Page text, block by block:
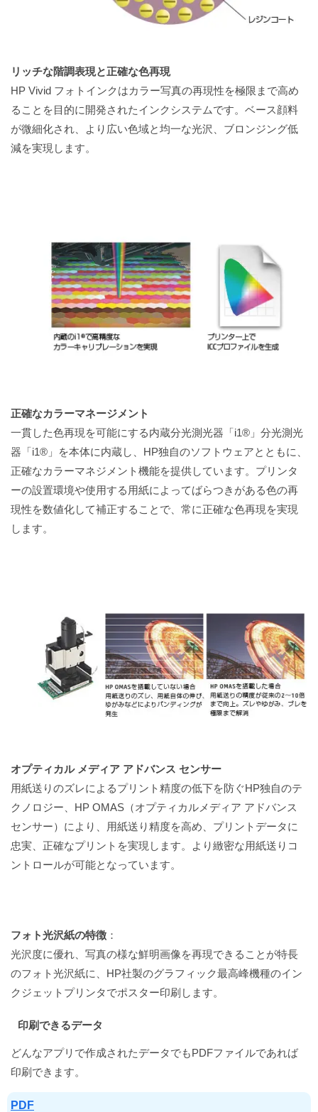
リッチな階調表現と正確な色再現
HP Vivid フォトインクはカラー写真の再現性を極限まで高め
ることを目的に開発されたインクシステムです。ベース顔料
が微細化され、より広い色域と均一な光沢、ブロンジング低
減を実現します。
正確なカラーマネージメント
一貫した色再現を可能にする内蔵分光測光器「i1®」分光測光
器「i1®」を本体に内蔵し、HP独自のソフトウェアとともに、
正確なカラーマネジメント機能を提供しています。プリンタ
ーの設置環境や使用する用紙によってばらつきがある色の再
現性を数値化して補正することで、常に正確な色再現を実現
します。
オプティカル メディア アドバンス センサー
用紙送りのズレによるプリント精度の低下を防ぐHP独自のテ
クノロジー、HP OMAS（オプティカルメディア アドバンス
センサー）により、用紙送り精度を高め、プリントデータに
忠実、正確なプリントを実現します。より緻密な用紙送りコ
ントロールが可能となっています。
フォト光沢紙の特徴 ：
光沢度に優れ、写真の様な鮮明画像を再現できることが特長
のフォト光沢紙に、HP社製のグラフィック最高峰機種のイン
クジェットプリンタでポスター印刷します。
印刷できるデータ
どんなアプリで作成されたデータでもPDFファイルであれば
印刷できます。
PDF